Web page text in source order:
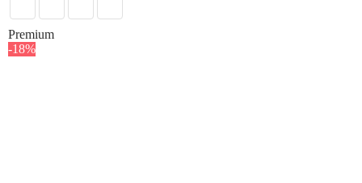
Premium
-18%